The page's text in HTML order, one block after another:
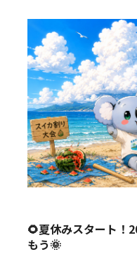
🌻夏休みスタート！
もう🌞